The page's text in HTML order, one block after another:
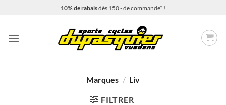
10% de rabaisdès 150.- de commande* !
Marques / Liv
FILTRER